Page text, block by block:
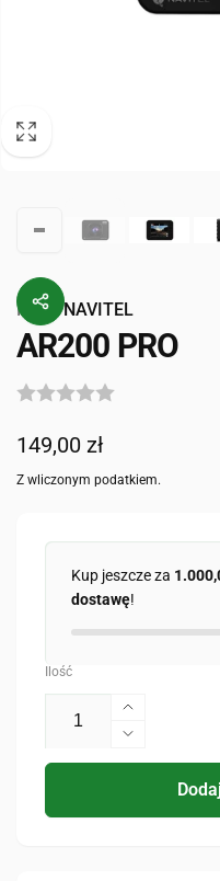
Przez NAVITEL
AR200 PRO
Cena
regularna
149,00 zł
Z wliczonym podatkiem.
Kup jeszcze za
dostawę!
Ilość
Zwiększ
ilość
dla
AR200
Zmniejsz
ilość
AR200